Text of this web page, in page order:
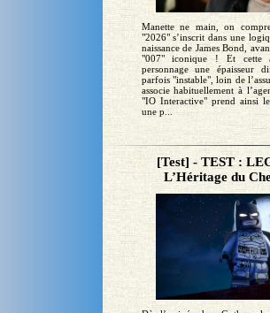
Manette ne main, on
"2026" s’inscrit dans une
naissance de James Bond,
"007" iconique ! Et cette
personnage une épaisseur
parfois "instable", loin de
associe habituellement à
"IO Interactive" prend ainsi
une p...
[Test] - TEST :
L’Héritage du